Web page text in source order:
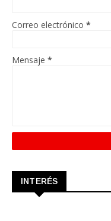
Correo electrónico *
Mensaje *
INTERÉS